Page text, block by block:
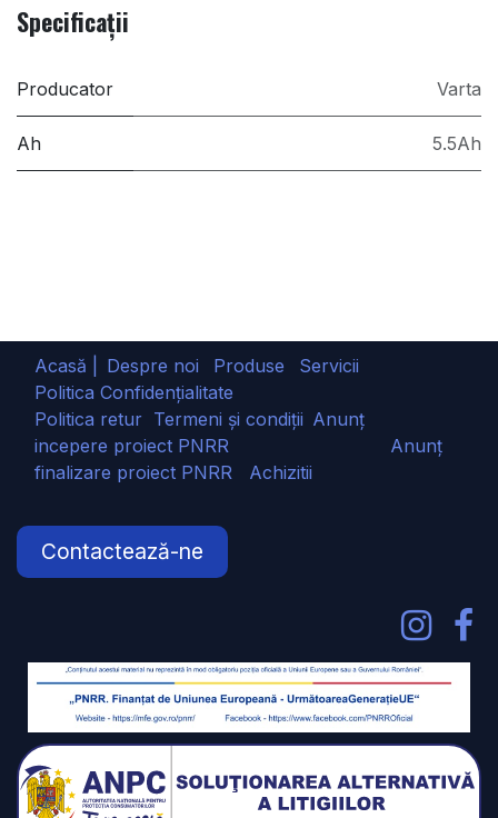
Specificații
Producator Varta
Ah 5.5Ah
Acasă | Despre noi Produse
Servicii
Politica Confidențialitate
Politica retur Termeni și condiții Anunț
incepere proiect PNRR
Anunț
finalizare proiect PNRR Achizitii
Contactează-ne